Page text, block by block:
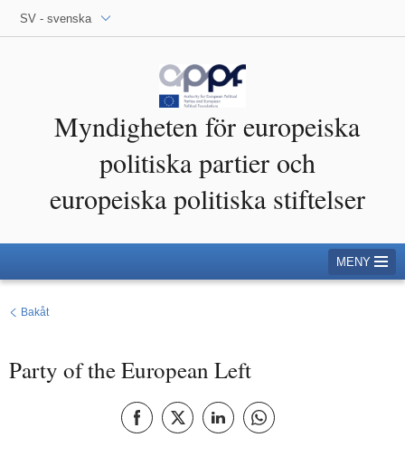
SV - svenska
Myndigheten för europeiska
politiska partier och
europeiska politiska stiftelser
MENY
Bakåt
Party of the European Left
Dela på Facebook
Dela på XDela denna sida på LinkedIn
Dela denna sida på